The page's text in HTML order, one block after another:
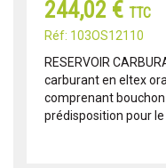
244,02 € TTC
Réf: 103OS12110
RESERVOIR
carburant en eltex
comprenant
prédisposition pour le